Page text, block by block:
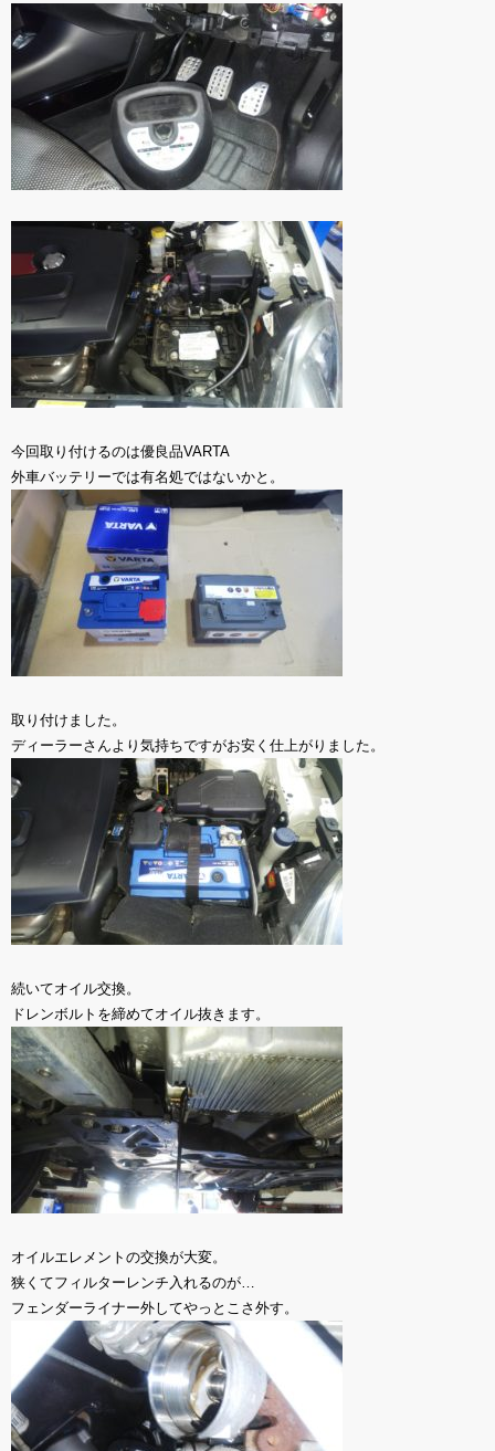
今回取り付けるのは優良品VARTA
外車バッテリーでは有名処ではないかと。
取り付けました。
ディーラーさんより気持ちですがお安く仕上がりました。
続いてオイル交換。
ドレンボルトを締めてオイル抜きます。
オイルエレメントの交換が大変。
狭くてフィルターレンチ入れるのが…
フェンダーライナー外してやっとこさ外す。